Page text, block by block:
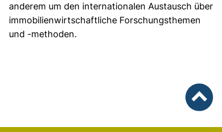
anderem um den internationalen Austausch über
immobilienwirtschaftliche Forschungsthemen
und -methoden.
nach